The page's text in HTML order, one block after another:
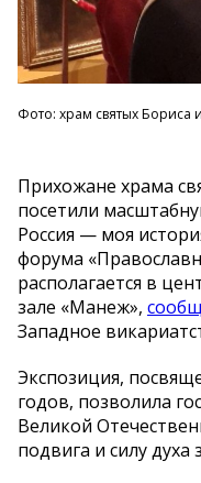
Фото: храм святых Бориса
Прихожане храма
посетили
Россия — моя
форума
располагается в
зале «Манеж»,
Западное
Экспозиция,
годов, позволила
Великой
подвига и силу